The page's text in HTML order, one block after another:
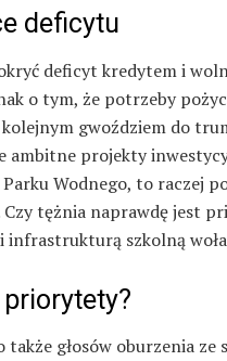
deficytu
deficyt kredytem i
o tym, że potrzeby
kolejnym gwoździem do
ambitne projekty
Wodnego, to raczej
Czy tężnia naprawdę jest
szkolną
także głosów oburzenia